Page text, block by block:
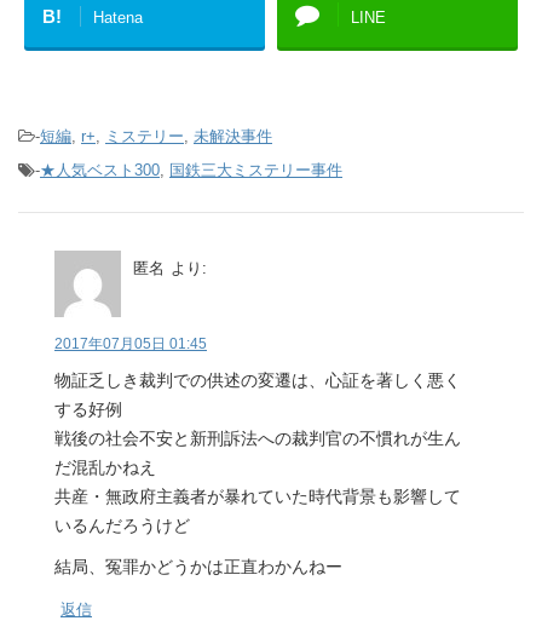
B! Hatena LINE
-短編 r+ ミステリー 未解決事件
-★人気ベスト300 国鉄三大ミステリー事件
匿名 より:
2017年07月05日 01:45
物証乏しき裁判での供述の変遷は、心証を著しく悪く
する好例
戦後の社会不安と新刑訴法への裁判官の不慣れが生ん
だ混乱かねえ
共産・無政府主義者が暴れていた時代背景も影響して
いるんだろうけど
結局、冤罪かどうかは正直わかんねー
返信